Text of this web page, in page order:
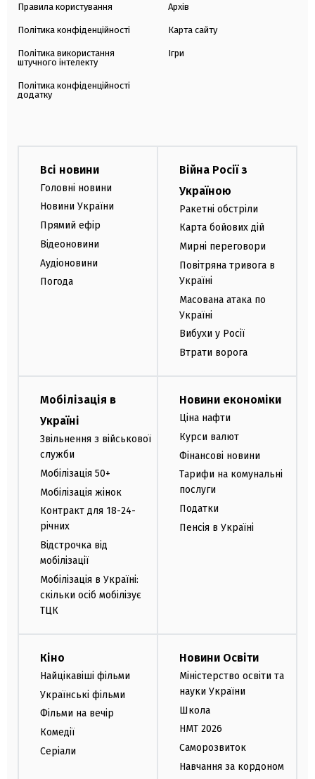
Правила користування
Політика конфіденційності
Політика використання
штучного інтелекту
Політика конфіденційності
додатку
Архів
Карта сайту
Ігри
Всі новини
Головні новини
Новини України
Прямий ефір
Відеоновини
Аудіоновини
Погода
Війна Росії з
Україною
Ракетні обстріли
Карта бойових дій
Мирні переговори
Повітряна тривога в
Україні
Масована атака по
Україні
Вибухи у Росії
Втрати ворога
Мобілізація в
Україні
Звільнення з військової
служби
Мобілізація 50+
Мобілізація жінок
Контракт для 18-24-
річних
Відстрочка від
мобілізації
Мобілізація в Україні:
скільки осіб мобілізує
ТЦК
Новини економіки
Ціна нафти
Курси валют
Фінансові новини
Тарифи на комунальні
послуги
Податки
Пенсія в Україні
Кіно
Найцікавіші фільми
Українські фільми
Фільми на вечір
Комедії
Серіали
Новини Освіти
Міністерство освіти та
науки України
Школа
НМТ 2026
Саморозвиток
Навчання за кордоном